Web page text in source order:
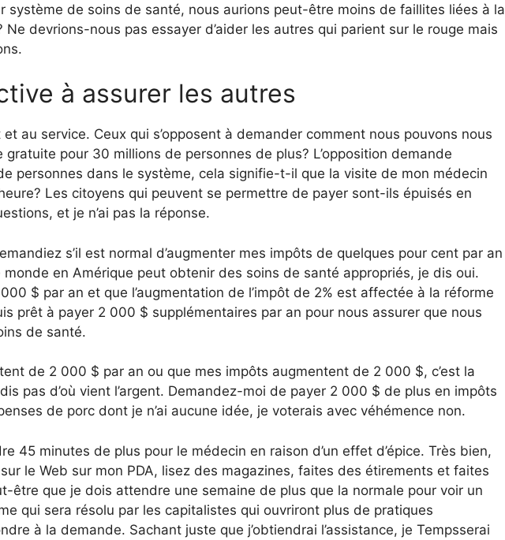
système de soins de santé, nous aurions peut-être moins de faillites liées à la
Ne devrions-nous pas essayer d’aider les autres qui parient sur le rouge mais
à assurer les autres
et au service. Ceux qui s’opposent à demander comment nous pouvons nous
pour 30 millions de personnes de plus? L’opposition demande
personnes dans le système, cela signifie-t-il que la visite de mon médecin
Les citoyens qui peuvent se permettre de payer sont-ils épuisés en
et je n’ai pas la réponse.
s’il est normal d’augmenter mes impôts de quelques pour cent par an
monde en Amérique peut obtenir des soins de santé appropriés, je dis oui.
$ par an et que l’augmentation de l’impôt de 2% est affectée à la réforme
prêt à payer 2 000 $ supplémentaires par an pour nous assurer que nous
de santé.
de 2 000 $ par an ou que mes impôts augmentent de 2 000 $, c’est la
pas d’où vient l’argent. Demandez-moi de payer 2 000 $ de plus en impôts
de porc dont je n’ai aucune idée, je voterais avec véhémence non.
45 minutes de plus pour le médecin en raison d’un effet d’épice. Très bien,
le Web sur mon PDA, lisez des magazines, faites des étirements et faites
être que je dois attendre une semaine de plus que la normale pour voir un
qui sera résolu par les capitalistes qui ouvriront plus de pratiques
à la demande. Sachant juste que j’obtiendrai l’assistance, je Tempsserai